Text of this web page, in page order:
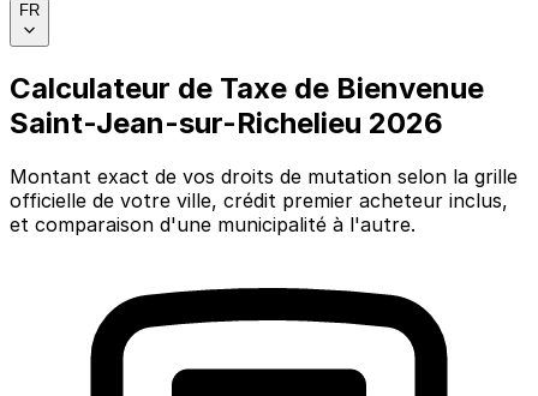
FR
Calculateur de Taxe de Bienvenue
Saint-Jean-sur-Richelieu 2026
Montant exact de vos droits de mutation selon la grille
officielle de votre ville, crédit premier acheteur inclus,
et comparaison d'une municipalité à l'autre.